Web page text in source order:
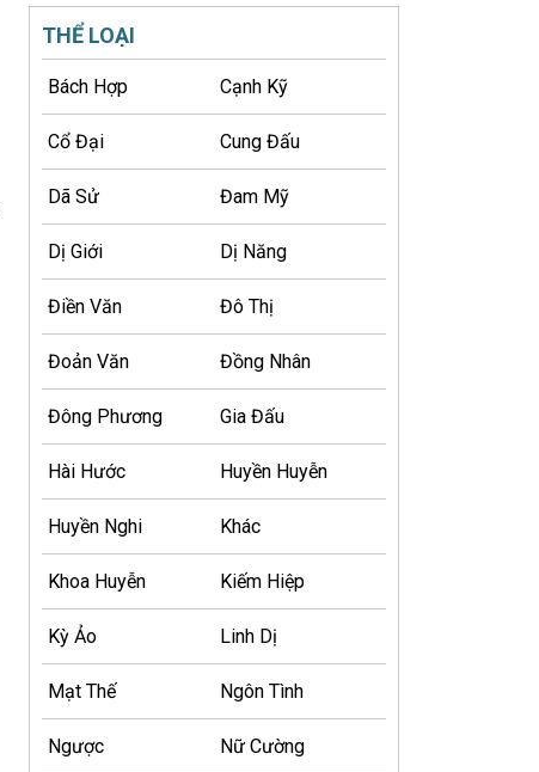
THỂ LOẠI
Bách Hợp Cạnh Kỹ
Cổ Đại Cung Đấu
Dã Sử Đam Mỹ
Dị Giới Dị Năng
Điền Văn Đô Thị
Đoản Văn Đồng Nhân
Đông Phương Gia Đấu
Hài Hước Huyền Huyễn
Huyền Nghi Khác
Khoa Huyễn Kiếm Hiệp
Kỳ Ảo Linh Dị
Mạt Thế Ngôn Tình
Ngược Nữ Cường